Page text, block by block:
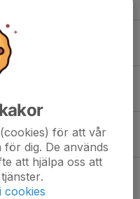
hösten-26
💚
för att vår
dig. De används
att hjälpa oss att
cookies